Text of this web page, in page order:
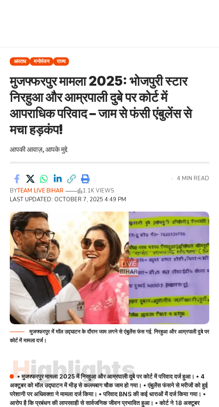
अपराध मनोरंजन राज्य
मुजफ्फरपुर मामला 2025: भोजपुरी स्टार
निरहुआ और आम्रपाली दुबे पर कोर्ट में
आपराधिक परिवाद – जाम से फंसी एंबुलेंस से
मचा हड़कंप!
आपकी आवाज़, आपके मुद्दे
LAST UPDATED: OCTOBER 7, 2025 4:49 PM
BYTEAM LIVE BIHAR 1.1K VIEWS
4 MIN READ
मुजफ्फरपुर में मॉल उद्घाटन के दौरान जाम लगने से एंबुलेंस फंस गई, निरहुआ और आम्रपाली दुबे पर
कोर्ट में मामला दर्ज।
Highlights
• मुजफ्फरपुर मामला 2025 में निरहुआ और आम्रपाली दुबे पर कोर्ट में परिवाद दर्ज हुआ। • 4
अक्टूबर को मॉल उद्घाटन में भीड़ से कलमबाग चौक जाम हो गया। • एंबुलेंस फंसने से मरीजों को हुई
परेशानी पर अधिवक्ता ने मामला दर्ज किया। • परिवाद BNS की कई धाराओं में दर्ज किया गया। •
आरोप है कि प्रबंधन की लापरवाही से सार्वजनिक जीवन प्रभावित हुआ। • कोर्ट ने 18 अक्टूबर